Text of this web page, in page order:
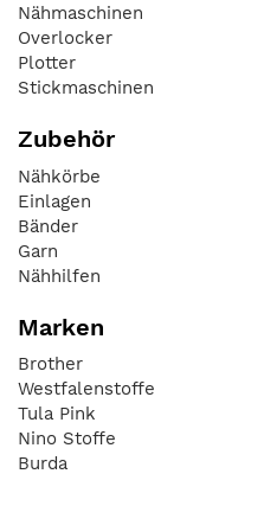
Nähmaschinen
Overlocker
Plotter
Stickmaschinen
Zubehör
Nähkörbe
Einlagen
Bänder
Garn
Nähhilfen
Marken
Brother
Westfalenstoffe
Tula Pink
Nino Stoffe
Burda